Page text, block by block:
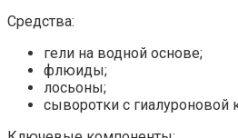
Средства:
гели на водной основе;
флюиды;
лосьоны;
сыворотки с гиалуроновой